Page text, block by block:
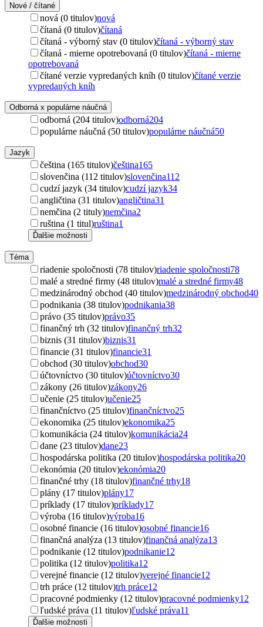
Nové / čítané
nová (0 titulov)nová
čítaná (0 titulov)čítaná
čítaná - výborný stav (0 titulov)čítaná - výborný stav
čítaná - mierne opotrebovaná (0 titulov)čítaná - mierne
opotrebovaná
čítané verzie vypredaných kníh (0 titulov)čítané verzie
vypredaných kníh
Odborná x populárne náučná
odborná (204 titulov)odborná204
populárne náučná (50 titulov)populárne náučná50
Jazyk
čeština (165 titulov)čeština165
slovenčina (112 titulov)slovenčina112
cudzí jazyk (34 titulov)cudzí jazyk34
angličtina (31 titulov)angličtina31
nemčina (2 tituly)nemčina2
ruština (1 titul)ruština1
Ďalšie možnosti
Téma
riadenie spoločnosti (78 titulov)riadenie spoločnosti78
malé a stredné firmy (48 titulov)malé a stredné firmy48
medzinárodný obchod (40 titulov)medzinárodný obchod40
podnikania (38 titulov)podnikania38
právo (35 titulov)právo35
finančný trh (32 titulov)finančný trh32
biznis (31 titulov)biznis31
financie (31 titulov)financie31
obchod (30 titulov)obchod30
účtovníctvo (30 titulov)účtovníctvo30
zákony (26 titulov)zákony26
učenie (25 titulov)učenie25
finančníctvo (25 titulov)finančníctvo25
ekonomika (25 titulov)ekonomika25
komunikácia (24 titulov)komunikácia24
dane (23 titulov)dane23
hospodárska politika (20 titulov)hospodárska politika20
ekonómia (20 titulov)ekonómia20
finančné trhy (18 titulov)finančné trhy18
plány (17 titulov)plány17
príklady (17 titulov)príklady17
výroba (16 titulov)výroba16
osobné financie (16 titulov)osobné financie16
finančná analýza (13 titulov)finančná analýza13
podnikanie (12 titulov)podnikanie12
politika (12 titulov)politika12
verejné financie (12 titulov)verejné financie12
trh práce (12 titulov)trh práce12
pracovné podmienky (12 titulov)pracovné podmienky12
ľudské práva (11 titulov)ľudské práva11
Ďalšie možnosti